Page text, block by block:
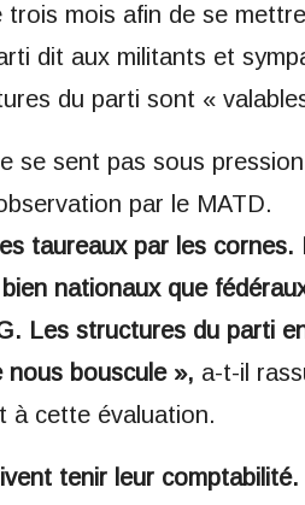
mois afin de se
dit aux militants et
du parti sont «
se sent pas sous
par le MATD.
taureaux par les
nationaux que
Les structures du parti
nous bouscule », a-t-il
à cette évaluation.
tenir leur